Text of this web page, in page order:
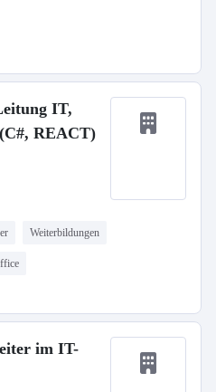
IT,
REACT)
Weiterbildungen
im IT-